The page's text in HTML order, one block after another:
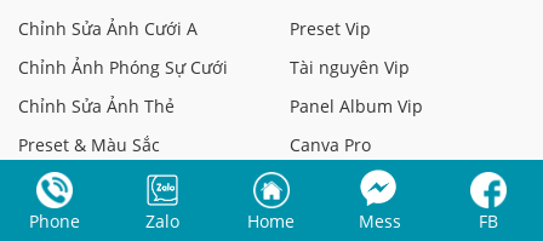
Chỉnh Sửa Ảnh Cưới A
Chỉnh Ảnh Phóng Sự Cưới
Chỉnh Sửa Ảnh Thẻ
Preset & Màu Sắc
Chỉnh Sửa Hàng Loạt
Chỉnh ảnh kỷ yếu
Preset Vip
Tài nguyên Vip
Panel Album Vip
Canva Pro
Capcut Pro
Google One
Phone Zalo Home Mess FB